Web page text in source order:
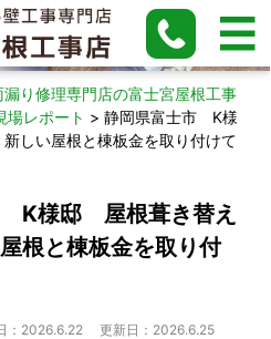
り修理専門店の富士宮屋根工事
場レポート > 静岡県富士市 K様
しい屋根と棟板金を取り付けて
K様邸 屋根葺き替え
根と棟板金を取り付
：2026.6.22 更新日：2026.6.25